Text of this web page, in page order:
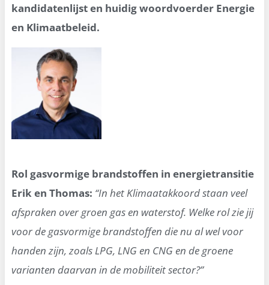
kandidatenlijst en huidig woordvoerder Energie
en Klimaatbeleid.
Rol gasvormige brandstoffen in energietransitie
Erik en Thomas: “In het Klimaatakkoord staan veel
afspraken over groen gas en waterstof. Welke rol zie jij
voor de gasvormige brandstoffen die nu al wel voor
handen zijn, zoals LPG, LNG en CNG en de groene
varianten daarvan in de mobiliteit sector?”